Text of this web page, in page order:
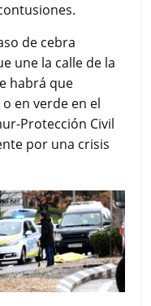
de cebra
une la calle de la
habrá que
en verde en el
Protección Civil
por una crisis